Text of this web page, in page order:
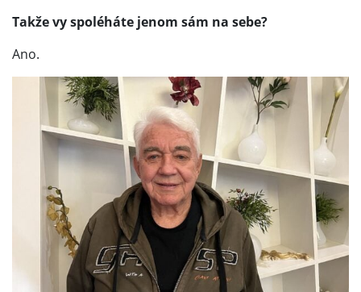
Takže vy spoléháte jenom sám na sebe?
Ano.